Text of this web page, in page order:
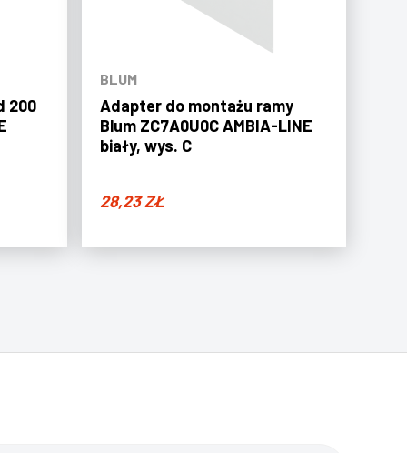
200
BLUM
Adapter do montażu ramy
Blum ZC7A0U0C AMBIA-LINE
biały, wys. C
28,23ZŁ